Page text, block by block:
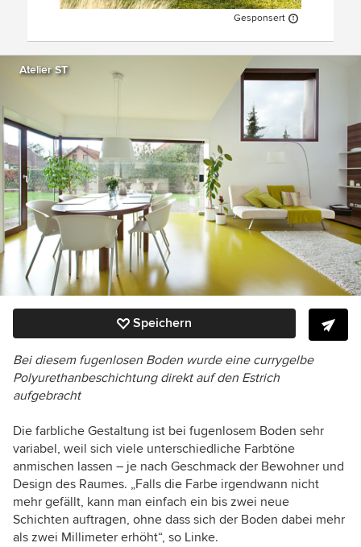
Gesponsert
Atelier ST
Speichern
Bei diesem fugenlosen Boden wurde eine currygelbe
Polyurethanbeschichtung direkt auf den Estrich
aufgebracht
Die farbliche Gestaltung ist bei fugenlosem Boden sehr
variabel, weil sich viele unterschiedliche Farbtöne
anmischen lassen – je nach Geschmack der Bewohner und
Design des Raumes. „Falls die Farbe irgendwann nicht
mehr gefällt, kann man einfach ein bis zwei neue
Schichten auftragen, ohne dass sich der Boden dabei mehr
als zwei Millimeter erhöht“, so Linke.